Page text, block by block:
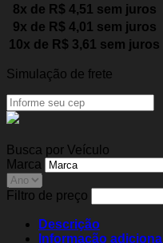
8x de R$ 4,51 sem juros
9x de R$ 4,01 sem juros
10x de R$ 3,61 sem juros
Simulação de frete
Busca por Veículo
Marca
Filtro de preço
Descrição
Informação adicional